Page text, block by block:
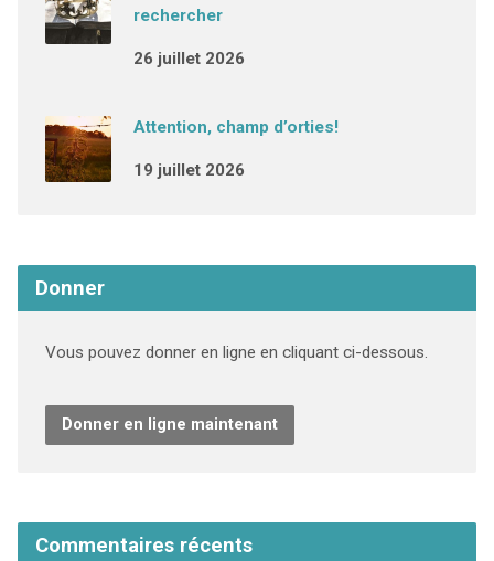
rechercher
26 juillet 2026
Attention, champ d’orties!
19 juillet 2026
Donner
Vous pouvez donner en ligne en cliquant ci-dessous.
Donner en ligne maintenant
Commentaires récents